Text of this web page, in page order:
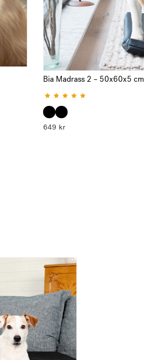
Bia Madrass 2 – 50x60x5 cm
649 kr